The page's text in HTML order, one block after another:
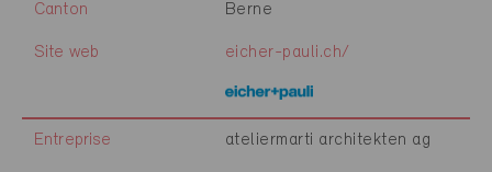
Canton Berne
Site web eicher-pauli.ch/
Entreprise ateliermarti architekten ag